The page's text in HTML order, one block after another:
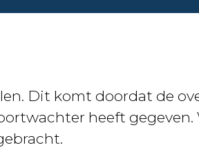
Dit komt doordat de
heeft gegeven.